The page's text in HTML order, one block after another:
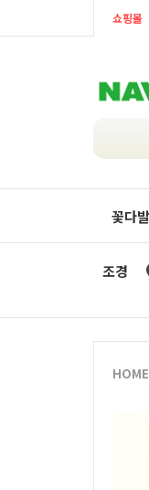
쇼핑몰
꽃다발
조경
HOME